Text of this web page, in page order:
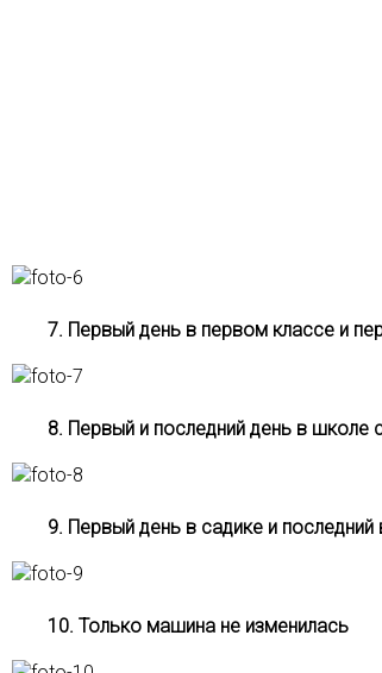
7. Первый день в первом классе и
8. Первый и последний день в школе
9. Первый день в садике и
10. Только машина не изменилась